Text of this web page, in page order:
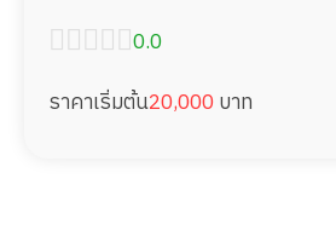
0.0
ราคาเริ่มต้น20,000 บาท